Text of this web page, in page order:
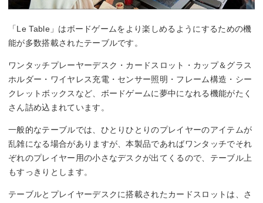
「Le Table」はボードゲームをより楽しめるようにするための機
能が多数搭載されたテーブルです。
ワンタッチプレーヤーデスク・カードスロット・カップ＆グラス
ホルダー・ワイヤレス充電・センサー照明・フレーム構造・シー
クレットボックスなど、ボードゲームに夢中になれる機能がたく
さん詰め込まれています。
一般的なテーブルでは、ひとりひとりのプレイヤーのアイテムが
乱雑になる場合がありますが、本製品であればワンタッチでそれ
ぞれのプレイヤー用の小さなデスクが出てくるので、テーブル上
もすっきりとします。
テーブルとプレイヤーデスクに搭載されたカードスロットは、さ